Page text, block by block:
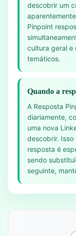
descobrir um
Pinpoint
cultura geral e
temáticos.
Quando a
A Resposta
diariamente,
uma nova
descobrir.
resposta é
sendo
seguinte,